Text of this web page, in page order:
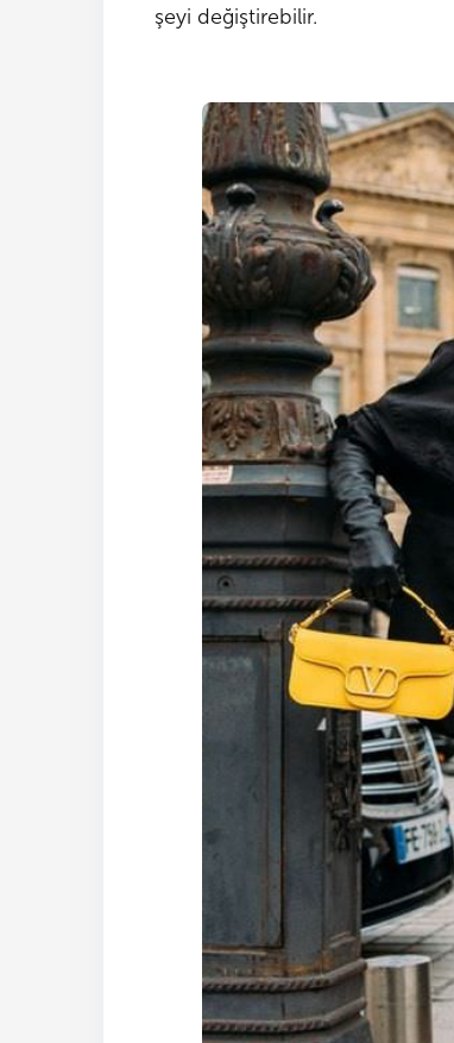
şeyi değiştirebilir.